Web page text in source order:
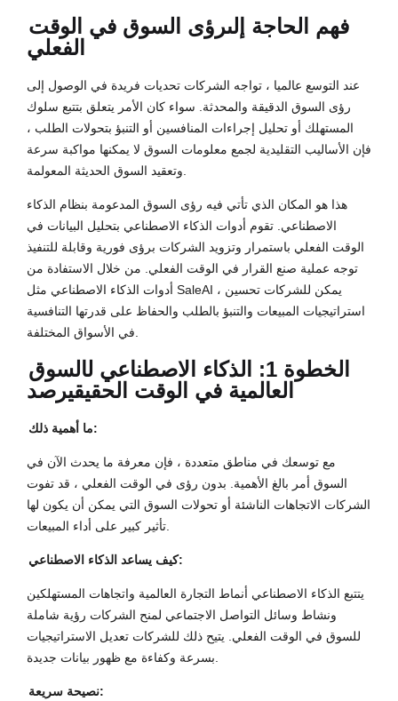
فهم الحاجة إلىرؤى السوق في الوقت
الفعلي
عند التوسع عالميا ، تواجه الشركات تحديات فريدة في الوصول إلى
رؤى السوق الدقيقة والمحدثة. سواء كان الأمر يتعلق بتتبع سلوك
المستهلك أو تحليل إجراءات المنافسين أو التنبؤ بتحولات الطلب ،
فإن الأساليب التقليدية لجمع معلومات السوق لا يمكنها مواكبة سرعة
وتعقيد السوق الحديثة المعولمة.
هذا هو المكان الذي تأتي فيه رؤى السوق المدعومة بنظام الذكاء
الاصطناعي. تقوم أدوات الذكاء الاصطناعي بتحليل البيانات في
الوقت الفعلي باستمرار وتزويد الشركات برؤى فورية وقابلة للتنفيذ
توجه عملية صنع القرار في الوقت الفعلي. من خلال الاستفادة من
أدوات الذكاء الاصطناعي مثل SaleAI ، يمكن للشركات تحسين
استراتيجيات المبيعات والتنبؤ بالطلب والحفاظ على قدرتها التنافسية
في الأسواق المختلفة.
الخطوة 1: الذكاء الاصطناعي ل
السوق
العالمية في الوقت الحقيقيرصد
ما أهمية ذلك:
مع توسعك في مناطق متعددة ، فإن معرفة ما يحدث الآن في
السوق أمر بالغ الأهمية. بدون رؤى في الوقت الفعلي ، قد تفوت
الشركات الاتجاهات الناشئة أو تحولات السوق التي يمكن أن يكون لها
تأثير كبير على أداء المبيعات.
كيف يساعد الذكاء الاصطناعي:
يتتبع الذكاء الاصطناعي أنماط التجارة العالمية واتجاهات المستهلكين
ونشاط وسائل التواصل الاجتماعي لمنح الشركات رؤية شاملة
للسوق في الوقت الفعلي. يتيح ذلك للشركات تعديل الاستراتيجيات
بسرعة وكفاءة مع ظهور بيانات جديدة.
نصيحة سريعة: